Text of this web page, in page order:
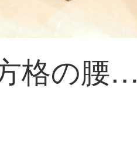
ソフィーの奈方格の腰掛けのファッション的な皮の腰掛けのソファーの腰掛けは靴の腰掛けを交換して、店は靴の腰掛けの低い腰掛けの低い腰掛けの小さい腰掛けの実の木の低い四角の腰掛けの黄色を着ます。